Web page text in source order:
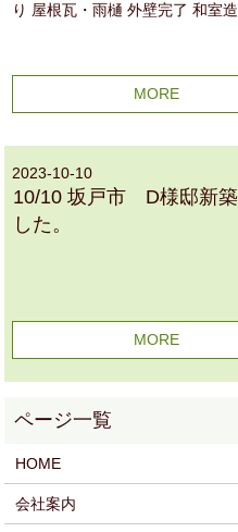
り 屋根瓦・雨樋 外壁完了 和室
MORE
2023-10-10
10/10 坂戸市 D様邸新築
した。
MORE
HOME
会社案内